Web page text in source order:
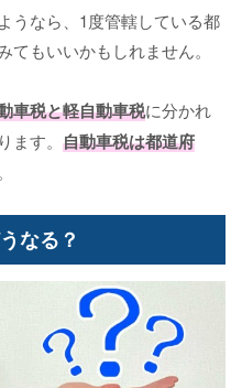
うなら、1度管轄している都
もいいかもしれません。
車税と軽自動車税に分かれ
す。 自動車税は都道府
なる？